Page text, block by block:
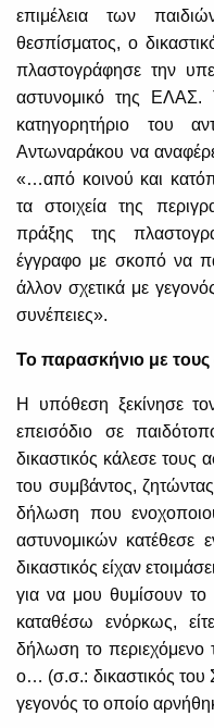
επιμέλεια των
θεσπίσματος, ο
πλαστογράφησε την
αστυνομικό της
κατηγορητήριο του
Αντωναράκου να
«…από κοινού και
τα στοιχεία της
πράξης της
έγγραφο με σκοπό να
άλλον σχετικά με
συνέπειες».
Το παρασκήνιο με τους
Η υπόθεση ξεκίνησε
επεισόδιο σε
δικαστικός κάλεσε τους
του συμβάντος,
δήλωση που
αστυνομικών
δικαστικός είχαν
για να μου θυμίσουν το
καταθέσω ενόρκως,
δήλωση το περιεχόμενο
ο… (σ.σ.: δικαστικός του
γεγονός το οποίο